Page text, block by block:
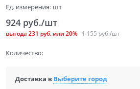
Ед. измерения: шт
1 155 руб./шт
924 руб./шт
выгода 231 руб. или20%
Количество:
Доставка в Выберите город